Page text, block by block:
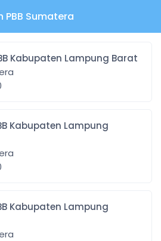
PBB Sumatera
Bayar PBB Kabupaten Lampung Barat